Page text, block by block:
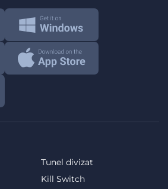
Tunel divizat
Kill Switch